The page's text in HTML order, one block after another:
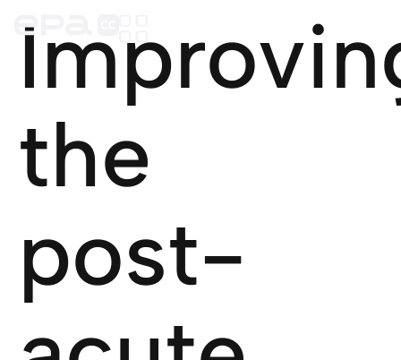
the
post-